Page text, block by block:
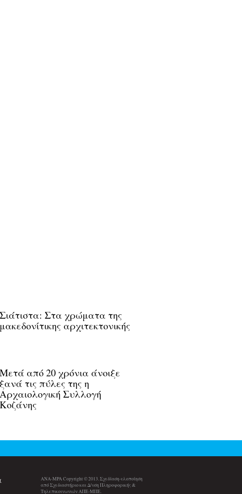
Σιάτιστα: Στα χρώματα της
μακεδονίτικης αρχιτεκτονικής
Μετά από 20 χρόνια άνοιξε
ξανά τις πύλες της η
Αρχαιολογική Συλλογή
Κοζάνης
ANA-MPA Copyright © 2013. Σχεδίαση-υλοποίηση
από Σχεδιαστήριο και Δ/νση Πληροφορικής &
Τηλεπικοινωνιών ΑΠΕ-ΜΠΕ.